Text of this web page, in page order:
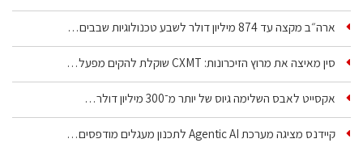
ארה״ב מקצה עד 874 מיליון דולר לשבע טכנולוגיות שבבים…
סין מאיצה את מרוץ הזיכרונות: CXMT שוקלת להקים מפעל…
אקסייט לאבס השלימה גיוס של יותר מ־300 מיליון דולר…
קיידנס מציגה מערכת Agentic AI לתכנון מעגלים מודפסים…